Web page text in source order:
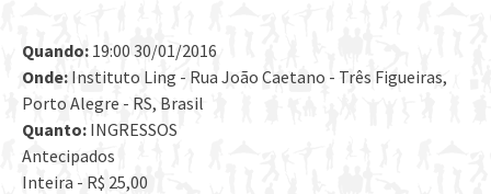
Quando: 19:00 30/01/2016
Onde: Instituto Ling - Rua João Caetano - Três Figueiras,
Porto Alegre - RS, Brasil
Quanto: INGRESSOS
Antecipados
Inteira - R$ 25,00